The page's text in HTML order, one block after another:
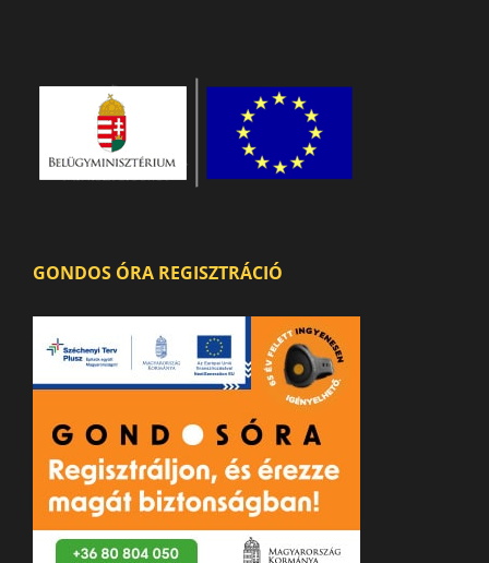
GONDOS ÓRA REGISZTRÁCIÓ